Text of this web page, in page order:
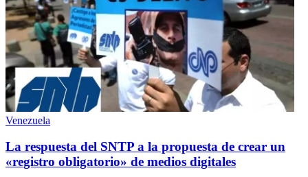
Venezuela
La respuesta del SNTP a la propuesta de crear un
«registro obligatorio» de medios digitales